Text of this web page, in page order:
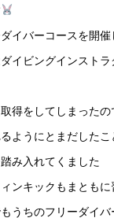
イバーコースを開
イビングインストラ
得をしてしまった
ようにとまだした
み入れてくました
ンキックもまともに
うちのフリーダイ